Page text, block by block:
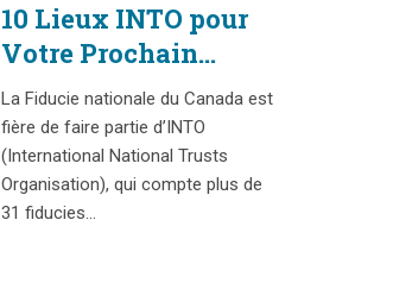
10 Lieux INTO pour
Votre Prochain
Voyage
International
La Fiducie nationale du Canada est
fière de faire partie d’INTO
(International National Trusts
Organisation), qui compte plus de
31 fiducies…